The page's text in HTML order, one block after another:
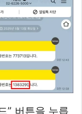
” 버튼을 누릅